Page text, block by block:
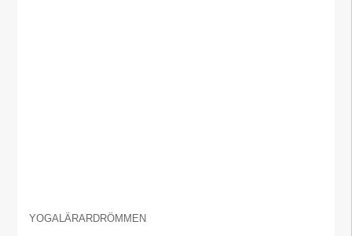
YOGALÄRARDRÖMMEN